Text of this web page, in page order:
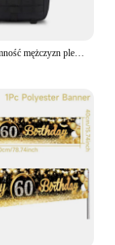
50L duża pojemność mężczyzn plecak taktyczny 3P Softback Outdoor wodoodporny plecak turystyczny torby myśliwskie kempingowy